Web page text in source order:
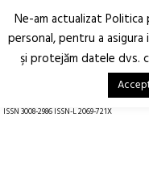
Arhitectură.
Oraș.
ISSN 3008-2986 ISSN-L 2069-721X
Ne-am actualizat
personal, pentru a
şi protejăm datele dvs.